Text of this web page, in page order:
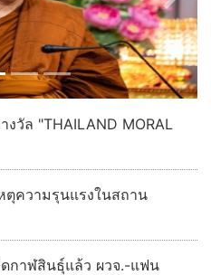
Next
วัล "THAILAND MORAL
ตุความรุนแรงในสถาน
ดกาฬสินธุ์แล้ว ผวจ.-แฟน